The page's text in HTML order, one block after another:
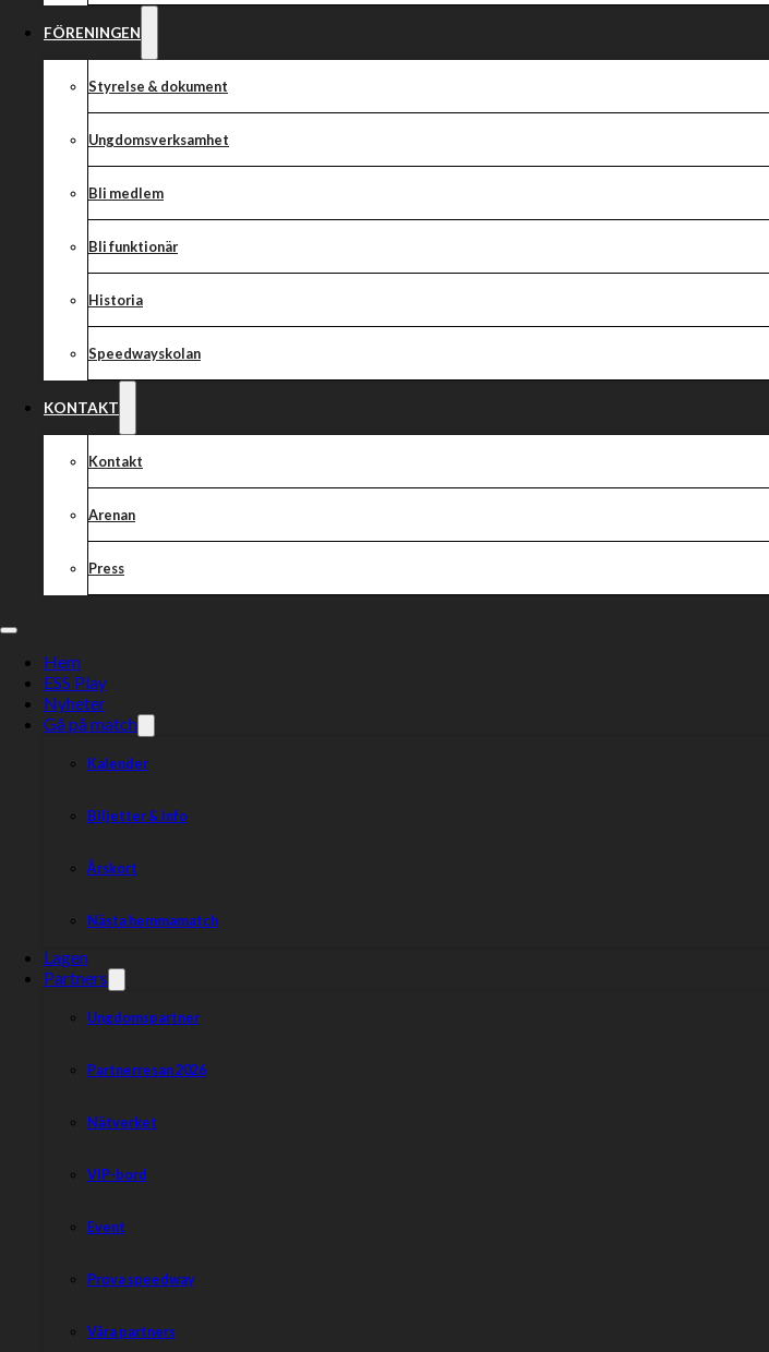
FÖRENINGEN
Styrelse & dokument
Ungdomsverksamhet
Bli medlem
Bli funktionär
Historia
Speedwayskolan
KONTAKT
Kontakt
Arenan
Press
Hem
ESS Play
Nyheter
Gå på match
Kalender
Biljetter & info
Årskort
Nästa hemmamatch
Lagen
Partners
Ungdomspartner
Partnerresan 2026
Nätverket
VIP-bord
Event
Prova speedway
Våra partners